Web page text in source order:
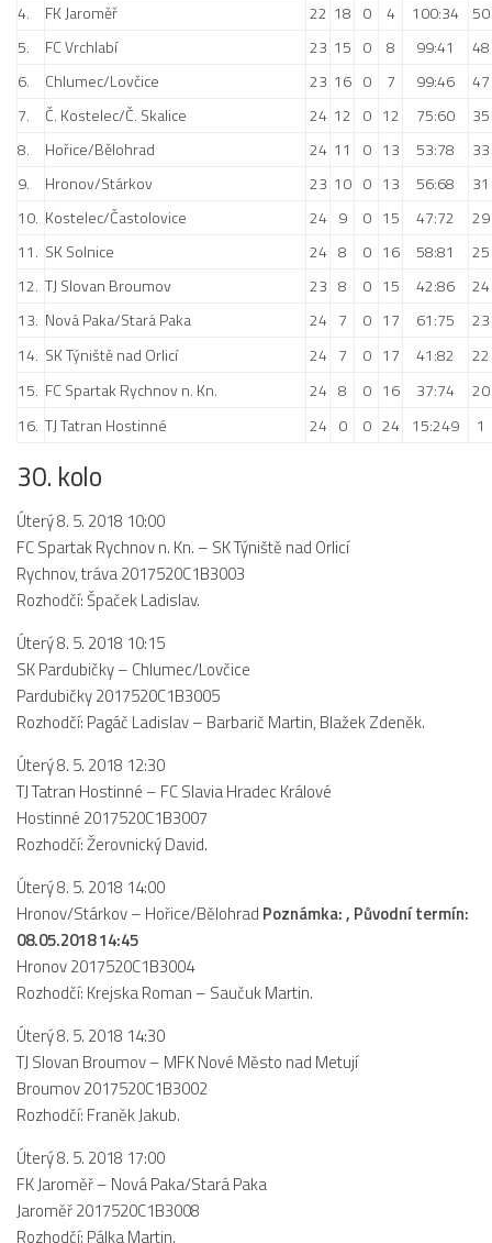
Historie
Zápasy 2025/26
Zápasy 2024/25
2023/24
2022/23
Vzkazy
B tým
Zápasy MB 2026/27
Hráči
Realizační tým
Historie MB
2023/24
2022/23
2020/21
2019/20
Tabulka
St. dorost
Zápasy SD 2026/27
Hráči
Realizační tým
Zápasy
Ml. dorost
Zápasy MD
4.
FK Jaroměř 22 18 0 4 100:34
50
5.
FC Vrchlabí 23 15 0 8 99:41
48
6.
Chlumec/Lovčice 23 16 0 7 99:46
47
7.
Č. Kostelec/Č. Skalice 24 12 0 12 75:60
35
8.
Hořice/Bělohrad 24 11 0 13 53:78
33
9.
Hronov/Stárkov 23 10 0 13 56:68
31
10. Kostelec/Častolovice 24 9 0 15 47:72
29
11. SK Solnice 24 8 0 16 58:81
25
12. TJ Slovan Broumov 23 8 0 15 42:86
24
13. Nová Paka/Stará Paka 24 7 0 17 61:75
23
14. SK Týniště nad Orlicí 24 7 0 17 41:82
22
15. FC Spartak Rychnov n. Kn. 24 8 0 16 37:74
20
16. TJ Tatran Hostinné 24 0 0 24 15:249 1
30. kolo
Úterý 8. 5. 2018 10:00
FC Spartak Rychnov n. Kn. – SK Týniště nad Orlicí
Rychnov, tráva2017520C1B3003
Rozhodčí: Špaček Ladislav.
Úterý 8. 5. 2018 10:15
SK Pardubičky– Chlumec/Lovčice
Pardubičky2017520C1B3005
Rozhodčí: Pagáč Ladislav – Barbarič Martin, Blažek Zdeněk.
Úterý 8. 5. 2018 12:30
TJ Tatran Hostinné – FC Slavia Hradec Králové
Hostinné 2017520C1B3007
Rozhodčí: Žerovnický David.
Úterý 8. 5. 2018 14:00
Hronov/Stárkov– Hořice/Bělohrad Poznámka: , Původní termín:
08.05.2018 14:45
Hronov2017520C1B3004
Rozhodčí: Krejska Roman – Saučuk Martin.
Úterý 8. 5. 2018 14:30
TJ Slovan Broumov– MFK Nové Město nad Metují
Broumov2017520C1B3002
Rozhodčí: Franěk Jakub.
Úterý 8. 5. 2018 17:00
FK Jaroměř– Nová Paka/Stará Paka
Jaroměř2017520C1B3008
Rozhodčí: Pálka Martin.